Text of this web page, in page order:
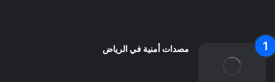
مصدات أمنية في الرياض